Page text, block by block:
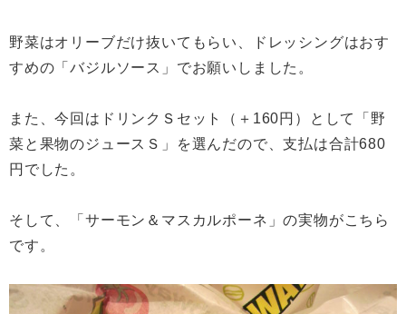
野菜はオリーブだけ抜いてもらい、ドレッシングはおす
すめの「バジルソース」でお願いしました。
また、今回はドリンクＳセット（＋160円）として「野
菜と果物のジュースＳ」を選んだので、支払は合計680
円でした。
そして、「サーモン＆マスカルポーネ」の実物がこちら
です。